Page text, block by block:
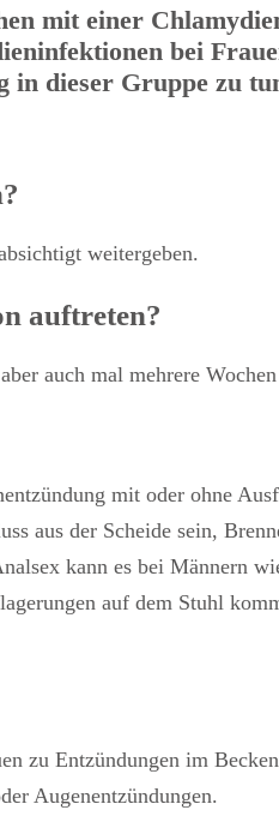
mit einer
bei
in dieser Gruppe zu
weitergeben.
auftreten?
auch mal mehrere
mit oder ohne
aus der Scheide sein,
kann es bei Männern
auf dem Stuhl
zu Entzündungen im
Augenentzündungen.